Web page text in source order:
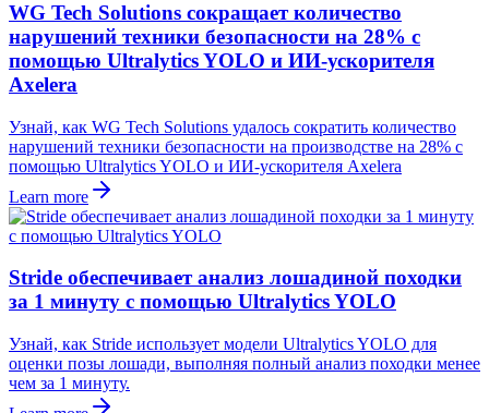
WG Tech Solutions сокращает количество
нарушений техники безопасности на 28% с
помощью Ultralytics YOLO и ИИ-ускорителя
Axelera
Узнай, как WG Tech Solutions удалось сократить количество
нарушений техники безопасности на производстве на 28% с
помощью Ultralytics YOLO и ИИ-ускорителя Axelera
Learn more
Stride обеспечивает анализ лошадиной походки
за 1 минуту с помощью Ultralytics YOLO
Узнай, как Stride использует модели Ultralytics YOLO для
оценки позы лошади, выполняя полный анализ походки менее
чем за 1 минуту.